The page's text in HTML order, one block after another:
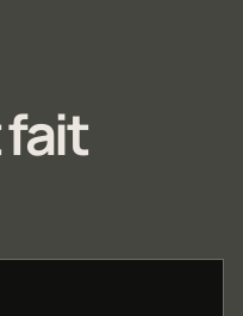
fait